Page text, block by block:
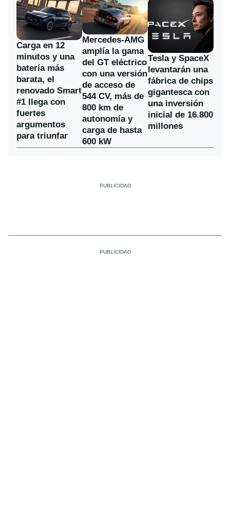
Carga en 12
minutos y una
batería más
barata, el
renovado Smart
#1 llega con
fuertes
argumentos
para triunfar
Mercedes-AMG
amplía la gama
del GT eléctrico
con una versión
de acceso de
544 CV, más de
800 km de
autonomía y
carga de hasta
600 kW
Tesla y SpaceX
levantarán una
fábrica de chips
gigantesca con
una inversión
inicial de 16.800
millones